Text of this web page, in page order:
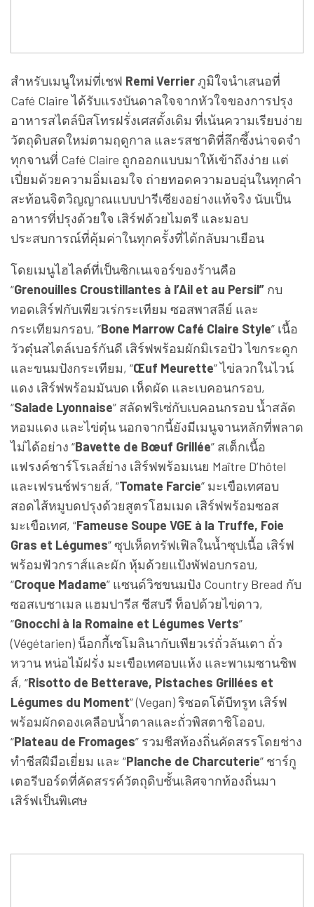
สำหรับเมนูใหม่ที่เชฟ Remi Verrierภูมิใจนำเสนอที่
Café Claire ได้รับแรงบันดาลใจจากหัวใจของการปรุง
อาหารสไตล์บิสโทรฝรั่งเศสดั้งเดิม ที่เน้นความเรียบง่าย
วัตถุดิบสดใหม่ตามฤดูกาล และรสชาติที่ลึกซึ้งน่าจดจำ
ทุกจานที่ Café Claire ถูกออกแบบมาให้เข้าถึงง่าย แต่
เปี่ยมด้วยความอิ่มเอมใจ ถ่ายทอดความอบอุ่นในทุกคำ
สะท้อนจิตวิญญาณแบบปารีเซียงอย่างแท้จริง นับเป็น
อาหารที่ปรุงด้วยใจ เสิร์ฟด้วยไมตรี และมอบ
ประสบการณ์ที่คุ้มค่าในทุกครั้งที่ได้กลับมาเยือน
โดยเมนูไฮไลต์ที่เป็นซิกเนเจอร์ของร้านคือ
“Grenouilles Croustillantes à l’Ail et au Persil” กบ
ทอดเสิร์ฟกับเพียวเร่กระเทียม ซอสพาสลีย์ และ
กระเทียมกรอบ, “Bone Marrow Café Claire Style” เนื้อ
วัวตุ๋นสไตล์เบอร์กันดี เสิร์ฟพร้อมผักมิเรอปัว ไขกระดูก
และขนมปังกระเทียม, “Œuf Meurette” ไข่ลวกในไวน์
แดง เสิร์ฟพร้อมมันบด เห็ดผัด และเบคอนกรอบ,
“Salade Lyonnaise” สลัดฟริเซ่กับเบคอนกรอบ น้ำสลัด
หอมแดง และไข่ตุ๋น นอกจากนี้ยังมีเมนูจานหลักที่พลาด
ไม่ได้อย่าง “Bavette de Bœuf Grillée” สเต็กเนื้อ
แฟรงค์ชาร์โรเลส์ย่าง เสิร์ฟพร้อมเนย Maître D’hôtel
และเฟรนช์ฟรายส์, “Tomate Farcie” มะเขือเทศอบ
สอดไส้หมูบดปรุงด้วยสูตรโฮมเมด เสิร์ฟพร้อมซอส
มะเขือเทศ, “Fameuse Soupe VGE à la Truffe, Foie
Gras et Légumes” ซุปเห็ดทรัฟเฟิลในน้ำซุปเนื้อ เสิร์ฟ
พร้อมฟัวกราส์และผัก หุ้มด้วยแป้งพัฟอบกรอบ,
“Croque Madame” แซนด์วิชขนมปัง Country Bread กับ
ซอสเบชาเมล แฮมปารีส ชีสบรี ท็อปด้วยไข่ดาว,
“Gnocchi à la Romaine et Légumes Verts”
(Végétarien) น็อกกี้เซโมลินากับเพียวเร่ถั่วลันเตา ถั่ว
หวาน หน่อไม้ฝรั่ง มะเขือเทศอบแห้ง และพาเมซานชิพ
ส์, “Risotto de Betterave, Pistaches Grillées et
Légumes du Moment” (Vegan) ริซอตโต้บีทรูท เสิร์ฟ
พร้อมผักดองเคลือบน้ำตาลและถั่วพิสตาชิโออบ,
“Plateau de Fromages” รวมชีสท้องถิ่นคัดสรรโดยช่าง
ทำชีสฝีมือเยี่ยม และ “Planche de Charcuterie” ชาร์กู
เตอรีบอร์ดที่คัดสรรค์วัตถุดิบชั้นเลิศจากท้องถิ่นมา
เสิร์ฟเป็นพิเศษ